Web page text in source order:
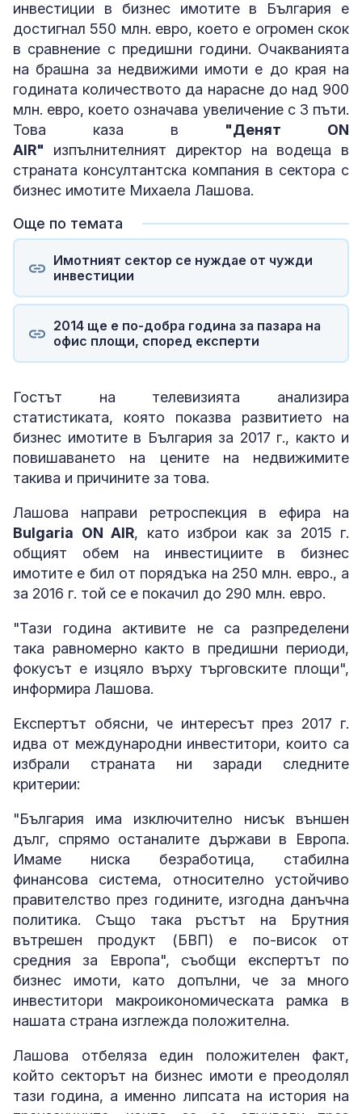
инвестиции в бизнес имотите в България е
достигнал 550 млн. евро, което е огромен скок
в сравнение с предишни години. Очакванията
на брашна за недвижими имоти е до края на
годината количеството да нарасне до над 900
млн. евро, което означава увеличение с 3 пъти.
Това каза в "Денят ON
AIR" изпълнителният директор на водеща в
страната консултантска компания в сектора с
бизнес имотите Михаела Лашова.
Още по темата
Имотният сектор се нуждае от чужди
инвестиции
2014 ще е по-добра година за пазара на
офис площи, според експерти
Гостът на телевизията анализира
статистиката, която показва развитието на
бизнес имотите в България за 2017 г., както и
повишаването на цените на недвижимите
такива и причините за това.
Лашова направи ретроспекция в ефира на
Bulgaria ON AIR, като изброи как за 2015 г.
общият обем на инвестициите в бизнес
имотите е бил от порядъка на 250 млн. евро., а
за 2016 г. той се е покачил до 290 млн. евро.
"Тази година активите не са разпределени
така равномерно както в предишни периоди,
фокусът е изцяло върху търговските площи",
информира Лашова.
Експертът обясни, че интересът през 2017 г.
идва от международни инвеститори, които са
избрали страната ни заради следните
критерии:
"България има изключително нисък външен
дълг, спрямо останалите държави в Европа.
Имаме ниска безработица, стабилна
финансова система, относително устойчиво
правителство през годините, изгодна данъчна
политика. Също така ръстът на Брутния
вътрешен продукт (БВП) е по-висок от
средния за Европа", съобщи експертът по
бизнес имоти, като допълни, че за много
инвеститори макроикономическата рамка в
нашата страна изглежда положителна.
Лашова отбеляза един положителен факт,
който секторът на бизнес имоти е преодолял
тази година, а именно липсата на история на